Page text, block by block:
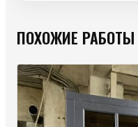
ПОХОЖИЕ РАБОТЫ